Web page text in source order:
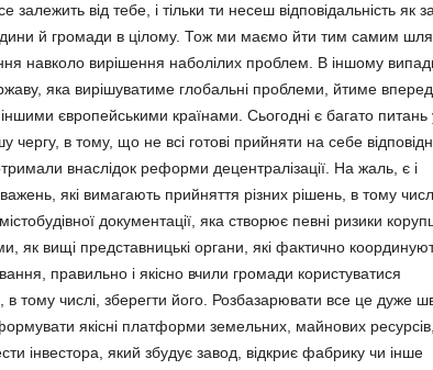
залежить від тебе, і тільки ти несеш відпові­дальність як за
й громади в цілому. Тож ми маємо йти тим самим
навколо вирішення наболілих проблем. В іншому
яка вирішуватиме глобальні проблеми, йтиме
європейськими країнами. Сьогодні є багато питань
чергу, в тому, що не всі готові прийняти на себе
внаслідок реформи децентралізації. На жаль, є і
які вимагають прийняття різних рішень, в тому
документації, яка створює певні ризики
як вищі представницькі органи, які фактично
правильно і якісно вчили громади користуватися
тому числі, зберегти його. Розбазарювати все це дуже
якісні платформи земельних, майнових ресурсів,
інвестора, який збудує завод, відкриє фабрику чи інше